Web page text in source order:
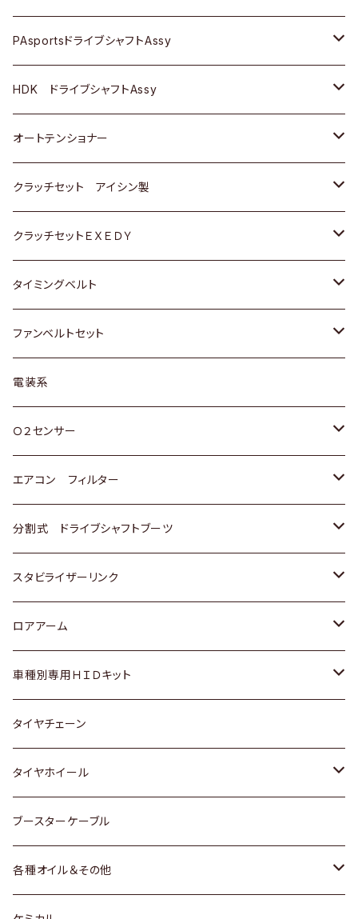
スバル
ＢＥＮＺ
スバル
三菱
スバル
マツダ
三菱
スバル
ダイハツ
マツダ
三菱
スバル
ダイハツ
マツダ
三菱
スバル
スズキ
日産
いすゞ
ダイハツ
マツダ
三菱
スバル
日野
ＢＥＮＺ
ＢＭＷ
GOLF
ＷＡＧＥＮ
アストロ（シボレー）
クライスラー
ＢＥＮＺ
ＢＭＷ
ＷＡＧＥＮ
ＶＯＬＶＯ
PAsportsドライブシャフトAssy
トヨタ
ホンダ
スズキ
日産
ダイハツ
マツダ
三菱
スバル
HDK ドライブシャフトAssy
スズキ
ダイハツ
日産
ホンダ
マツダ
オートテンショナー
トヨタ
クラッチセット アイシン製
ホンダ
スズキ
ダイハツ
マツダ
三菱
スバル
クラッチセットＥＸＥＤＹ
ホンダ
スズキ
日産
ダイハツ
マツダ
三菱
スバル
タイミングベルト
トヨタ
スズキ
ダイハツ
三菱
スバル
ファンベルトセット
トヨタ
ホンダ
スズキ
日産
いすゞ
ダイハツ
マツダ
三菱
スバル
レクサス
電装系
Ｏ２センサー
トヨタ
ホンダ
スズキ
日産
ダイハツ
マツダ
三菱
スバル
エアコン フィルター
トヨタ
ホンダ
スズキ
日産
いすゞ
ダイハツ
マツダ
三菱
分割式 ドライブシャフトブーツ
トヨタ
ホンダ
スズキ
日産
ダイハツ
スバル
スタビライザーリンク
トヨタ
ホンダ
スズキ
日産
ダイハツ
マツダ
ロアアーム
ホンダ
スズキ
日産
ダイハツ
マツダ
車種別専用ＨＩＤキット
トヨタ
マツダ
タイヤチェーン
タイヤホイール
トヨタ
ホンダ
ブースターケーブル
各種オイル＆その他